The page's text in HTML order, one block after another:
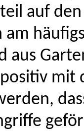
auf
aus
mit